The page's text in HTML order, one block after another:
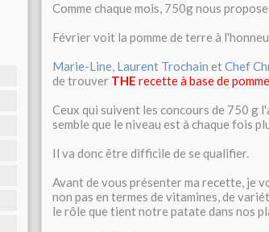
Comme chaque mois, 750g nous
Février voit la pomme de terre à
Marie-Line, Laurent Trochain etChef
de trouver THE recette à base de
Ceux qui suivent les concours de 750 g
semble que le niveau est à chaque fois
Il va donc être difficile de se qualifier.
Avant de vous présenter ma recette, je
non pas en termes de vitamines, de
le rôle que tient notre patate dans nos